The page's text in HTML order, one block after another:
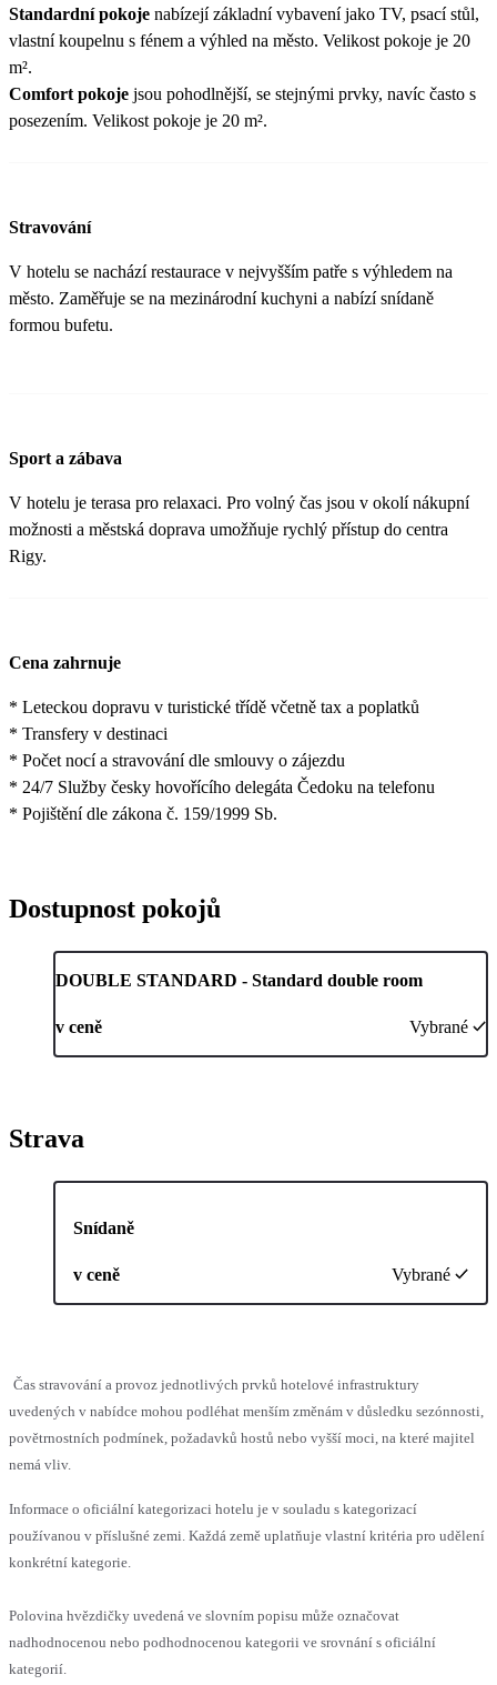
Standardní pokoje nabízejí základní vybavení jako TV, psací stůl,
vlastní koupelnu s fénem a výhled na město. Velikost pokoje je 20
m².
Comfort pokoje jsou pohodlnější, se stejnými prvky, navíc často s
posezením. Velikost pokoje je 20 m².
Stravování
V hotelu se nachází restaurace v nejvyšším patře s výhledem na
město. Zaměřuje se na mezinárodní kuchyni a nabízí snídaně
formou bufetu.
Sport a zábava
V hotelu je terasa pro relaxaci. Pro volný čas jsou v okolí nákupní
možnosti a městská doprava umožňuje rychlý přístup do centra
Rigy.
Cena zahrnuje
* Leteckou dopravu v turistické třídě včetně tax a poplatků
* Transfery v destinaci
* Počet nocí a stravování dle smlouvy o zájezdu
* 24/7 Služby česky hovořícího delegáta Čedoku na telefonu
* Pojištění dle zákona č. 159/1999 Sb.
Dostupnost pokojů
DOUBLE STANDARD - Standard double room
v ceně Vybrané
Strava
Snídaně
v ceně Vybrané
Čas stravování a provoz jednotlivých prvků hotelové infrastruktury
uvedených v nabídce mohou podléhat menším změnám v důsledku sezónnosti,
povětrnostních podmínek, požadavků hostů nebo vyšší moci, na které majitel
nemá vliv.
Informace o oficiální kategorizaci hotelu je v souladu s kategorizací
používanou v příslušné zemi. Každá země uplatňuje vlastní kritéria pro udělení
konkrétní kategorie.
Polovina hvězdičky uvedená ve slovním popisu může označovat
nadhodnocenou nebo podhodnocenou kategorii ve srovnání s oficiální
kategorií.